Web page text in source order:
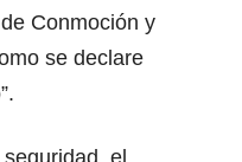
Conmoción y
se declare
el